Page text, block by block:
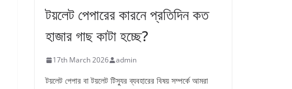
টয়লেট পেপারের কারনে প্রতিদিন কত
হাজার গাছ কাটা হচ্ছে?
17th March 2026 admin
টয়লেট পেপার বা টয়লেট টিস্যুর ব্যবহারের বিষয় সম্পর্কে আমরা